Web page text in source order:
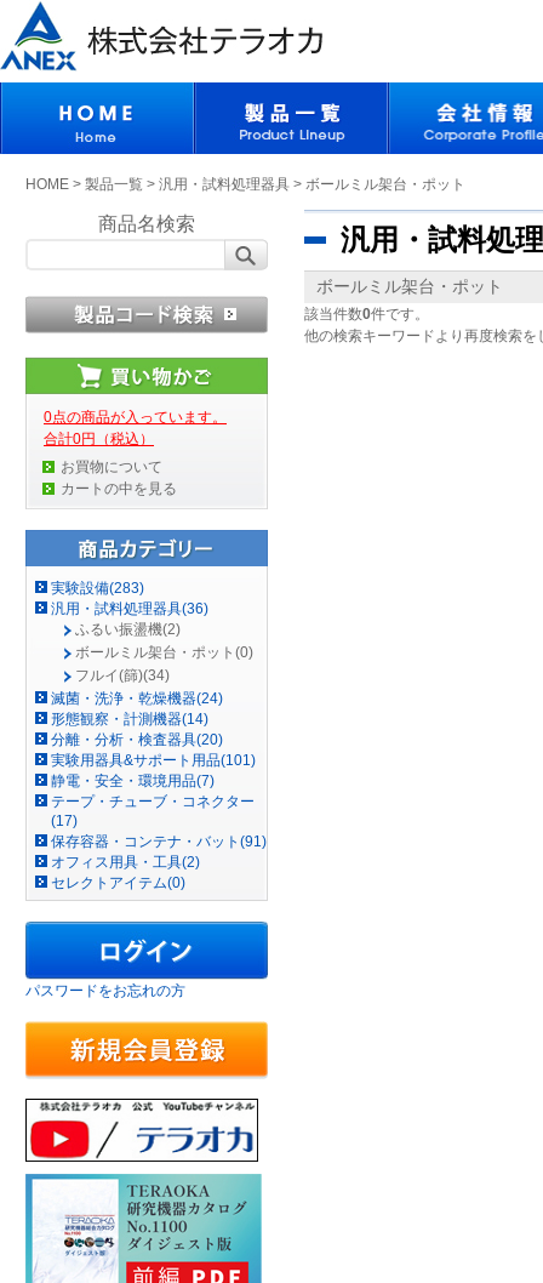
HOME > 製品一覧 > 汎用・試料処理器具 > ボールミル架台・ポット
商品名検索
0点の商品が入っています。
合計0円（税込）
お買物について
カートの中を見る
実験設備(283)
汎用・試料処理器具(36)
ふるい振盪機(2)
ボールミル架台・ポット(0)
フルイ(篩)(34)
滅菌・洗浄・乾燥機器(24)
形態観察・計測機器(14)
分離・分析・検査器具(20)
実験用器具&サポート用品(101)
静電・安全・環境用品(7)
テープ・チューブ・コネクター
(17)
保存容器・コンテナ・バット(91)
オフィス用具・工具(2)
セレクトアイテム(0)
パスワードをお忘れの方
汎用・試料処
ボールミル架台・ポット
該当件数0件です。
他の検索キーワードより再度検索を